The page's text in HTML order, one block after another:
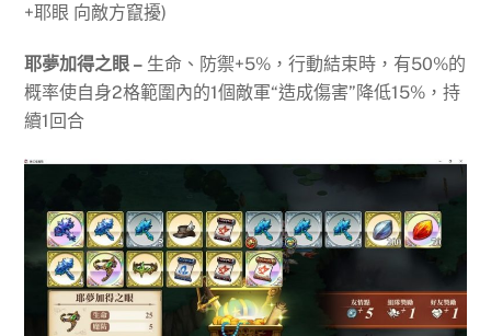
+耶眼 向敵方竄擾)
耶夢加得之眼 – 生命、防禦+5%，行動結束時，有50%的
概率使自身2格範圍內的1個敵軍“造成傷害”降低15%，持
續1回合